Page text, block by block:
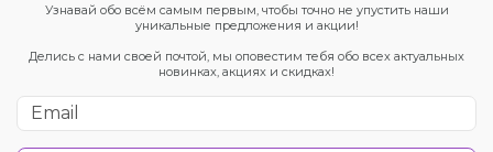
Узнавай обо всём самым первым, чтобы точно не упустить наши
уникальные предложения и акции!
Делись с нами своей почтой, мы оповестим тебя обо всех актуальных
новинках, акциях и скидках!